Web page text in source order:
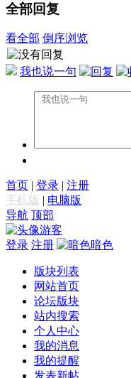
全部回复
看全部 倒序浏览
我也说一句
首页 | 登录 | 注册
手机版 | 电脑版
导航 顶部
游客
登录 注册 暗色
版块列表
网站首页
论坛版块
站内搜索
个人中心
我的消息
我的提醒
发表新帖